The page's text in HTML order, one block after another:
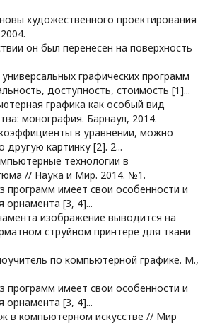
художественного проектирования
он был перенесен на поверхность
графических программ
доступность, стоимость [1]...
графика как особый вид
монография. Барнаул, 2014.
в уравнении, можно
другую картинку [2]. 2...
технологии в
// Наука и Мир. 2014. №1.
программ имеет свои особенности и
орнамента [3, 4]...
изображение выводится на
струйном принтере для ткани
по компьютерной графике. М.,
программ имеет свои особенности и
орнамента [3, 4]...
в компьютерном искусстве // Мир